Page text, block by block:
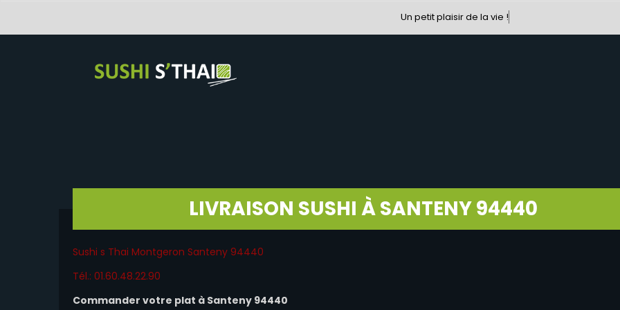
Un petit plaisir de la vie !
LIVRAISON SUSHI À SANTENY 94440
Sushi s Thai Montgeron Santeny 94440
Tél.: 01.60.48.22.90
Commander votre plat à Santeny 94440